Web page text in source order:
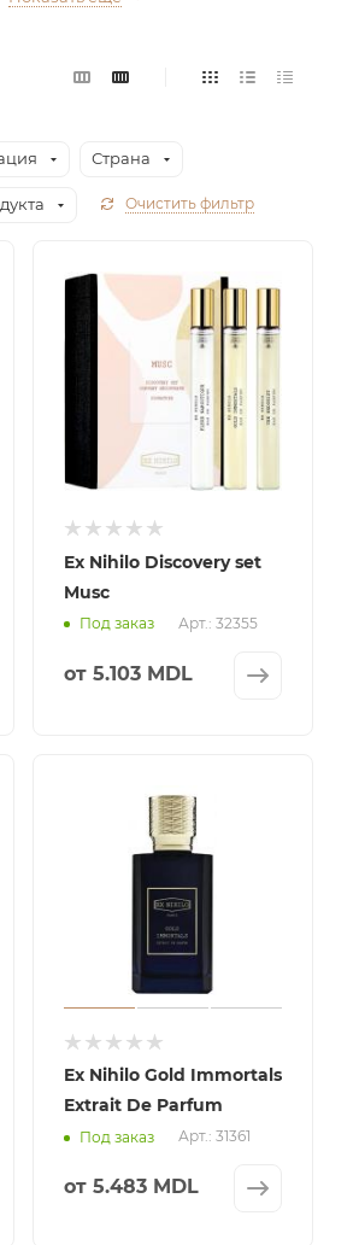
Страна
Очистить фильтр
Ex Nihilo Discovery set
Musc
Под заказ Арт.: 32355
от 5.103 MDL
Ex Nihilo Gold Immortals
Extrait De Parfum
Под заказ Арт.: 31361
от 5.483 MDL